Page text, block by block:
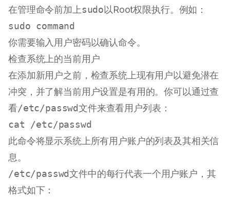
在管理命令前加上sudo以Root权限执行。例如：
sudo command
你需要输入用户密码以确认命令。
检查系统上的当前用户
在添加新用户之前，检查系统上现有用户以避免潜在
冲突，并了解当前用户设置是有用的。你可以通过查
看/etc/passwd文件来查看用户列表：
cat
此命令将显示系统上所有用户账户的列表及其相关信
息。
/etc/passwd文件中的每行代表一个用户账户，其
格式如下：